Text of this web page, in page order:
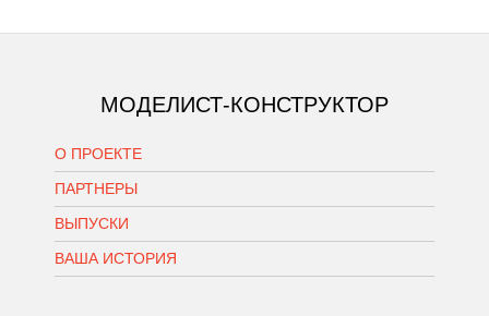
МОДЕЛИСТ-КОНСТРУКТОР
О ПРОЕКТЕ
ПАРТНЕРЫ
ВЫПУСКИ
ВАША ИСТОРИЯ